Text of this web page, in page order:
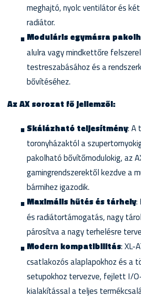
meghajtó, nyolc ventilátor és
radiátor.
Moduláris egymásra
alulra vagy mindkettőre
testreszabásához és a
bővítéséhez.
Az AX sorozat fő jellemzői:
Skálázható teljesítmény: A
toronyházaktól a
pakolható bővítőmodulokig, az
gamingrendszerektől kezdve a
bármihez igazodik.
Maximális hűtés és tárhely:
és radiátortámogatás, nagy
párosítva a nagy terhelésre
Modern kompatibilitás: XL-
csatlakozós alaplapokhoz és a
setupokhoz tervezve, fejlett I/
kialakítással a teljes